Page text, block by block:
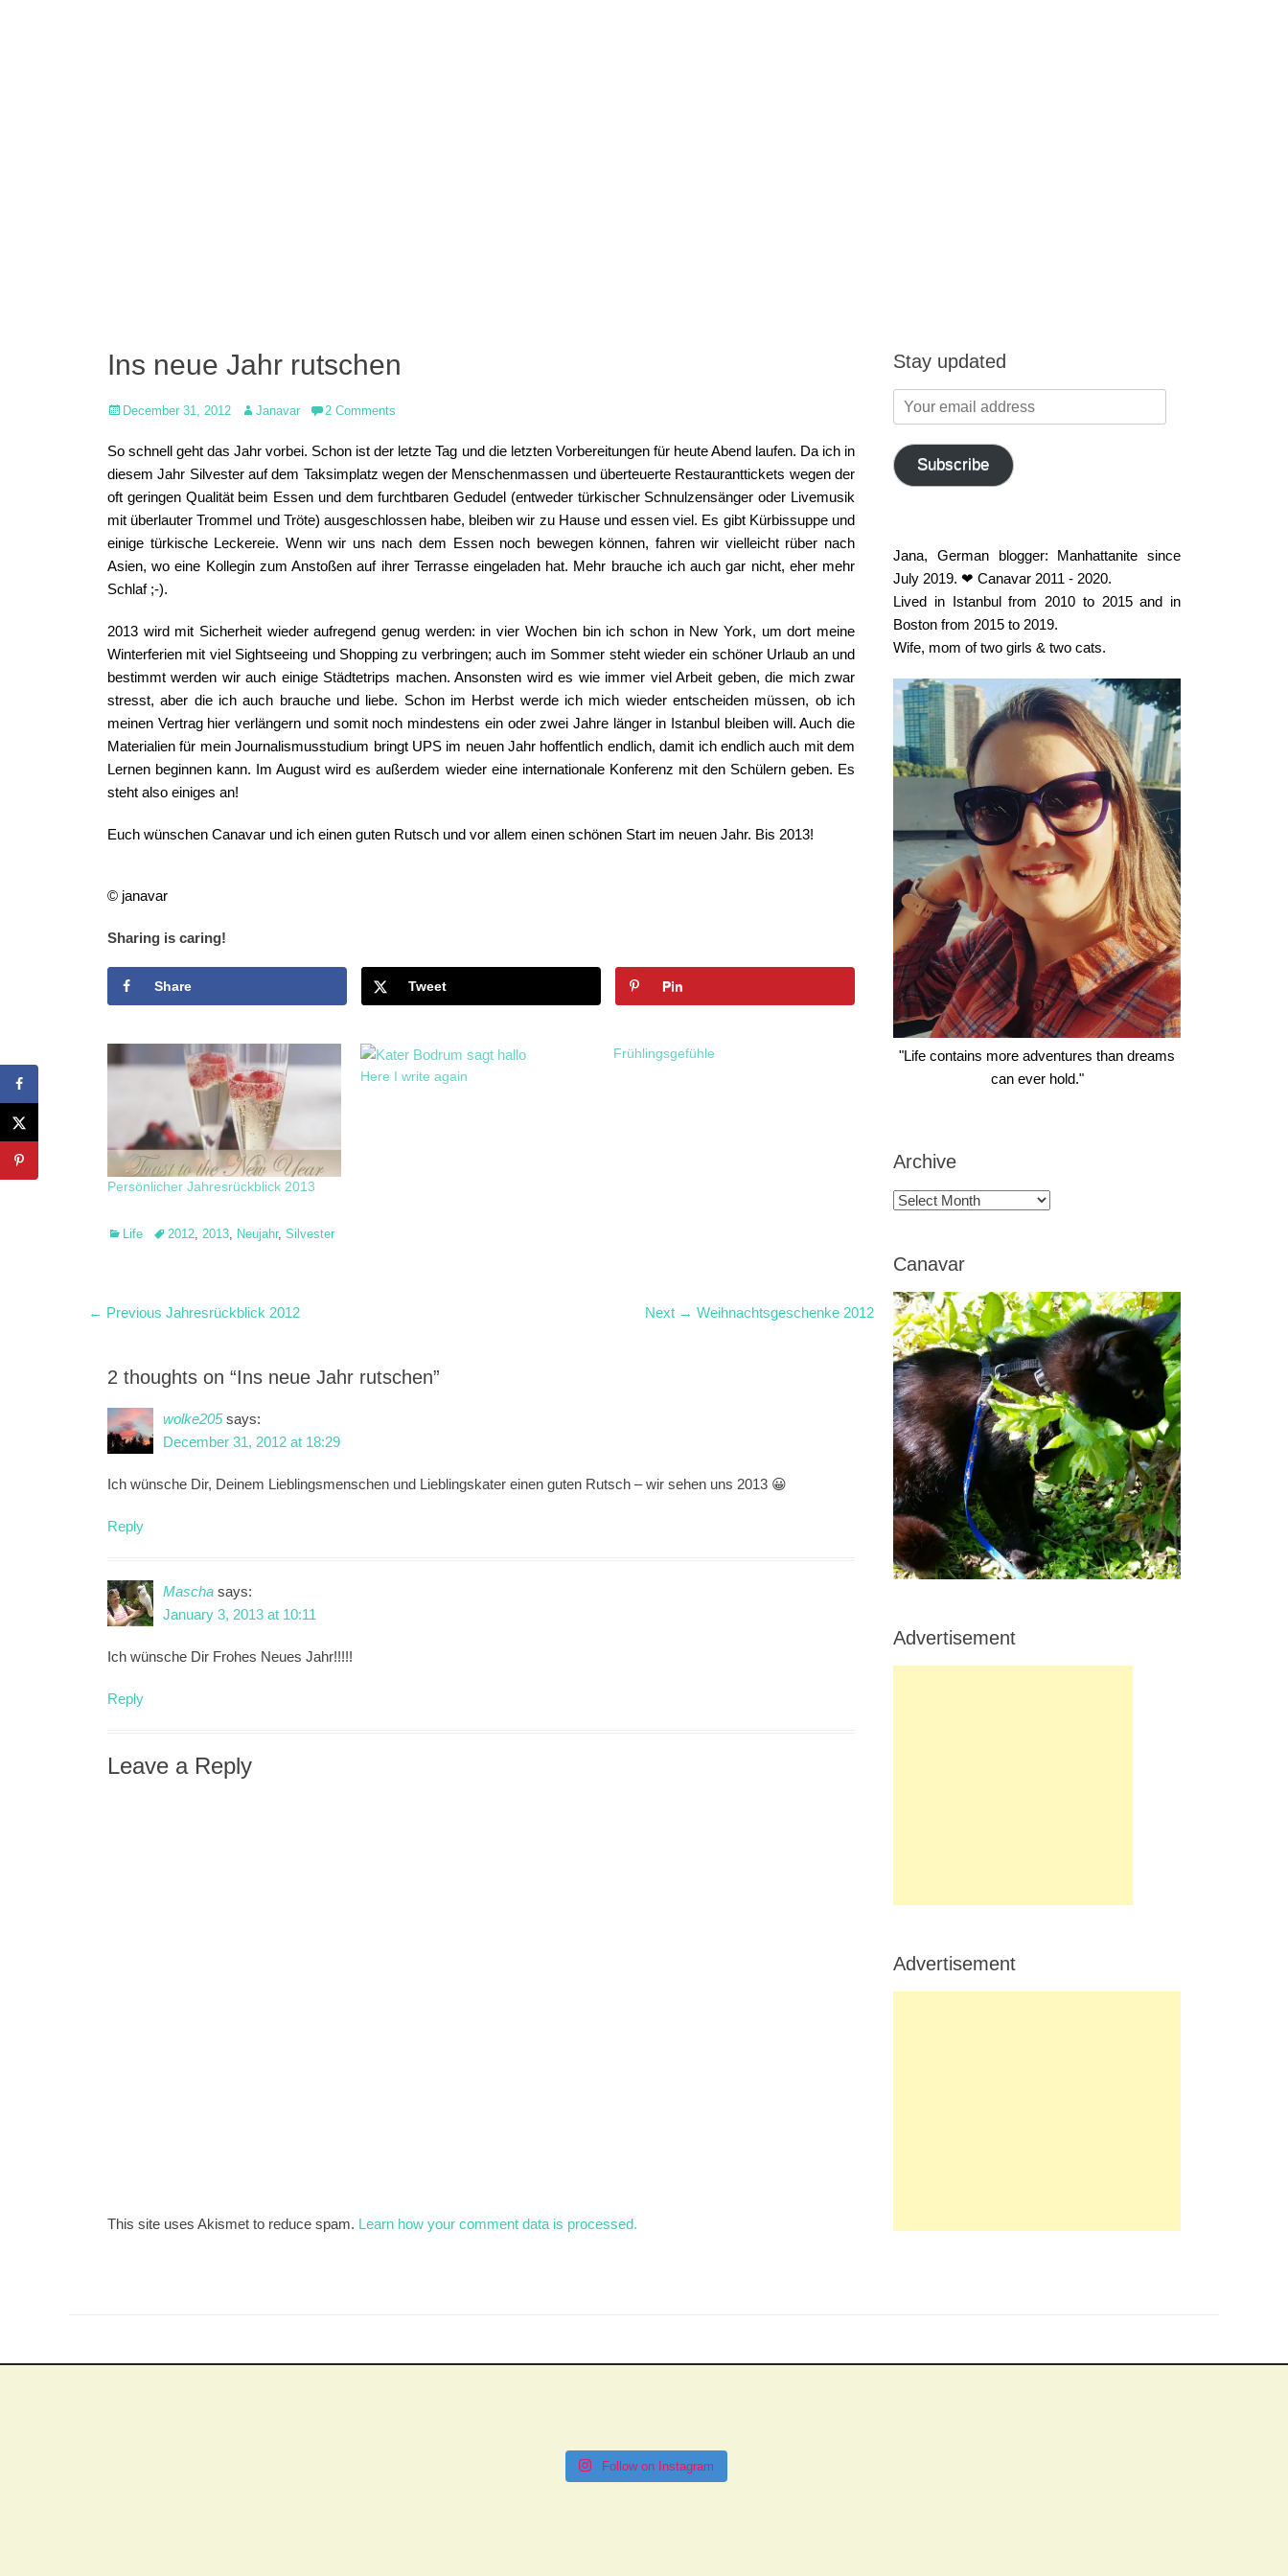
Ins neue Jahr rutschen
Posted
December 31, 2012 Author
Janavar 2 Comments
So schnell geht das Jahr vorbei. Schon ist der letzte Tag und die letzten Vorbereitungen für heute Abend laufen. Da ich in
diesem Jahr Silvester auf dem Taksimplatz wegen der Menschenmassen und überteuerte Restauranttickets wegen der
oft geringen Qualität beim Essen und dem furchtbaren Gedudel (entweder türkischer Schnulzensänger oder Livemusik
mit überlauter Trommel und Tröte) ausgeschlossen habe, bleiben wir zu Hause und essen viel. Es gibt Kürbissuppe und
einige türkische Leckereie. Wenn wir uns nach dem Essen noch bewegen können, fahren wir vielleicht rüber nach
Asien, wo eine Kollegin zum Anstoßen auf ihrer Terrasse eingeladen hat. Mehr brauche ich auch gar nicht, eher mehr
Schlaf ;-).
2013 wird mit Sicherheit wieder aufregend genug werden: in vier Wochen bin ich schon in New York, um dort meine
Winterferien mit viel Sightseeing und Shopping zu verbringen; auch im Sommer steht wieder ein schöner Urlaub an und
bestimmt werden wir auch einige Städtetrips machen. Ansonsten wird es wie immer viel Arbeit geben, die mich zwar
stresst, aber die ich auch brauche und liebe. Schon im Herbst werde ich mich wieder entscheiden müssen, ob ich
meinen Vertrag hier verlängern und somit noch mindestens ein oder zwei Jahre länger in Istanbul bleiben will. Auch die
Materialien für mein Journalismusstudium bringt UPS im neuen Jahr hoffentlich endlich, damit ich endlich auch mit dem
Lernen beginnen kann. Im August wird es außerdem wieder eine internationale Konferenz mit den Schülern geben. Es
steht also einiges an!
Euch wünschen Canavar und ich einen guten Rutsch und vor allem einen schönen Start im neuen Jahr. Bis 2013!
© janavar
Sharing is caring!
Share Tweet Pin
Persönlicher Jahresrückblick 2013
Here I write again
Frühlingsgefühle
Categories
Life Tags2012, 2013, Neujahr, Silvester
Post
← Previous Previous
Jahresrückblick 2012 Next → Next
Weihnachtsgeschenke 2012
2 thoughts on “Ins neue Jahr rutschen”
wolke205 says:
December 31, 2012 at 18:29
Ich wünsche Dir, Deinem Lieblingsmenschen und Lieblingskater einen guten Rutsch – wir sehen uns 2013 😀
Reply
Mascha says:
January 3, 2013 at 10:11
Ich wünsche Dir Frohes Neues Jahr!!!!!
Reply
Leave a Reply
This site uses Akismet to reduce spam. Learn how your comment data is processed.
Stay updated
Your
email
address
Subscribe
Jana, German blogger: Manhattanite since
July 2019. ❤ Canavar 2011 - 2020.
Lived in Istanbul from 2010 to 2015 and in
Boston from 2015 to 2019.
Wife, mom of two girls & two cats.
"Life contains more adventures than dreams
can ever hold."
Archive
Archive
Canavar
Advertisement
Advertisement
Follow on Instagram